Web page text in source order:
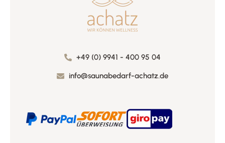
+49 (0) 9941 - 400 95 04
info@saunabedarf-achatz.de